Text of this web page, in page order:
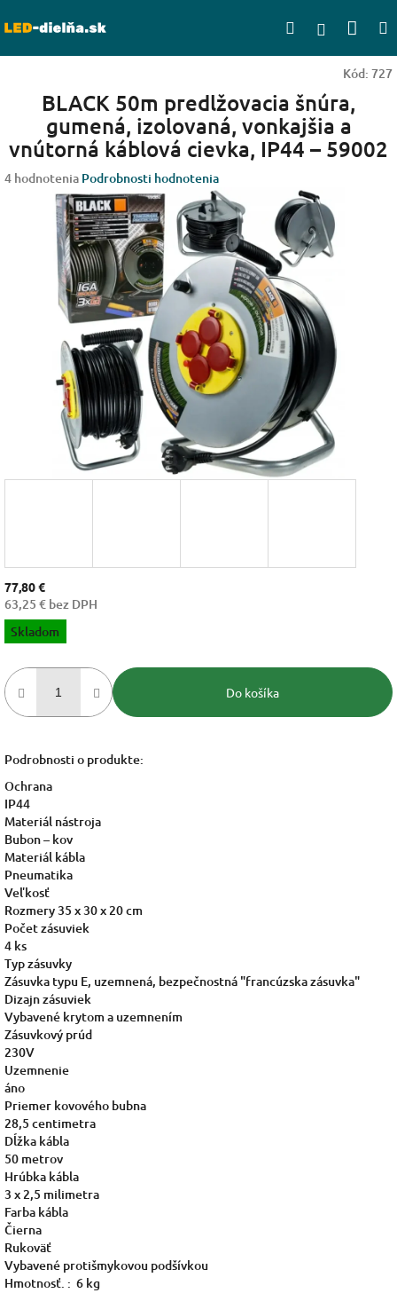
na
Hľadať
Kód: 727
BLACK 50m predlžovacia šnúra,
gumená, izolovaná, vonkajšia a
vnútorná káblová cievka, IP44 – 59002
Priemerné
hodnotenie
hviezdičiek.
4 hodnotenia Podrobnosti hodnotenia
77,80 €
63,25 € bez DPH
Jednotková
cena:
Skladom
Do košíka
Podrobnosti o produkte:
Ochrana
IP44
Materiál nástroja
Bubon – kov
Materiál kábla
Pneumatika
Veľkosť
Rozmery 35 x 30 x 20 cm
Počet zásuviek
4 ks
Typ zásuvky
Zásuvka typu E, uzemnená, bezpečnostná "francúzska zásuvka"
Dizajn zásuviek
Vybavené krytom a uzemnením
Zásuvkový prúd
230V
Uzemnenie
áno
Priemer kovového bubna
28,5 centimetra
Dĺžka kábla
50 metrov
Hrúbka kábla
3 x 2,5 milimetra
Farba kábla
Čierna
Rukoväť
Vybavené protišmykovou podšívkou
Hmotnosť. : 6 kg